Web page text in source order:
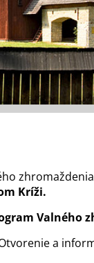
Kríži.
Valného
a